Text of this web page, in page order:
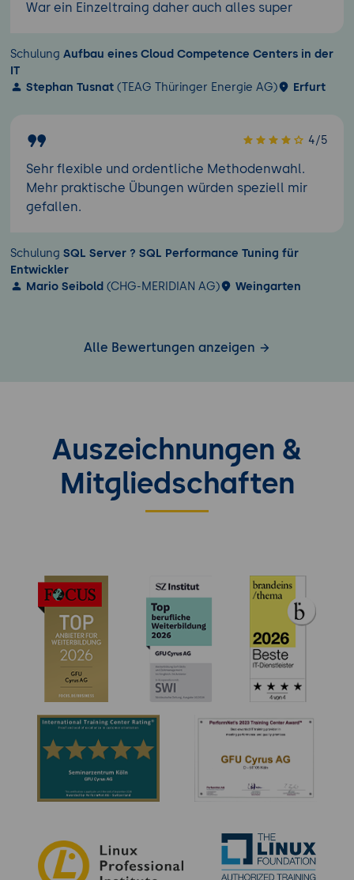
War ein Einzeltraing daher auch alles super
Schulung Aufbau eines Cloud Competence Centers in der
IT
Stephan Tusnat (TEAG Thüringer Energie AG) Erfurt
4/5
Sehr flexible und ordentliche Methodenwahl.
Mehr praktische Übungen würden speziell mir
gefallen.
Schulung SQL Server ? SQL Performance Tuning für
Entwickler
Mario Seibold (CHG-MERIDIAN AG) Weingarten
Alle Bewertungen anzeigen
Auszeichnungen &
Mitgliedschaften